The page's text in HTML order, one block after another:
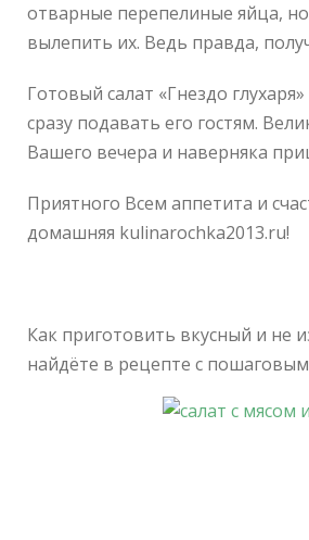
отварные перепелиные яйца,
вылепить их. Ведь правда,
Готовый салат «Гнездо
сразу подавать его гостям.
Вашего вечера и наверняка
Приятного Всем аппетита и
домашняя kulinarochka2013.ru!
Как приготовить вкусный и не
найдёте в рецепте с